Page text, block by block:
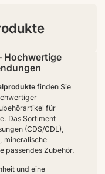
Hochwertige
finden Sie
für
Das Sortiment
(CDS/CDL),
mineralische
passendes Zubehör.
und eine